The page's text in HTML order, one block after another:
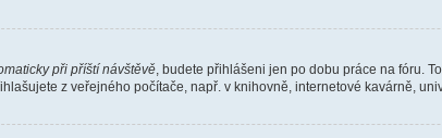
při příští návštěvě, budete přihlášeni jen po dobu práce na fóru.
z veřejného počítače, např. v knihovně, internetové kavárně,